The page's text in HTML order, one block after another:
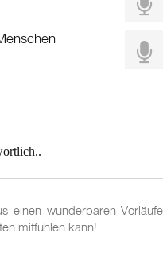
einen wunderbaren
mitfühlen kann!